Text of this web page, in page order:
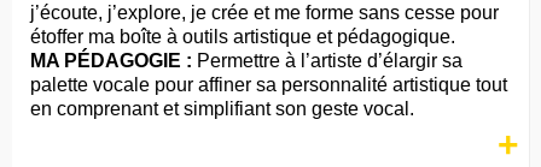
j’écoute, j’explore, je crée et me forme sans cesse pour
étoffer ma boîte à outils artistique et pédagogique.
MA PÉDAGOGIE : Permettre à l’artiste d’élargir sa
palette vocale pour affiner sa personnalité artistique tout
en comprenant et simplifiant son geste vocal.
+